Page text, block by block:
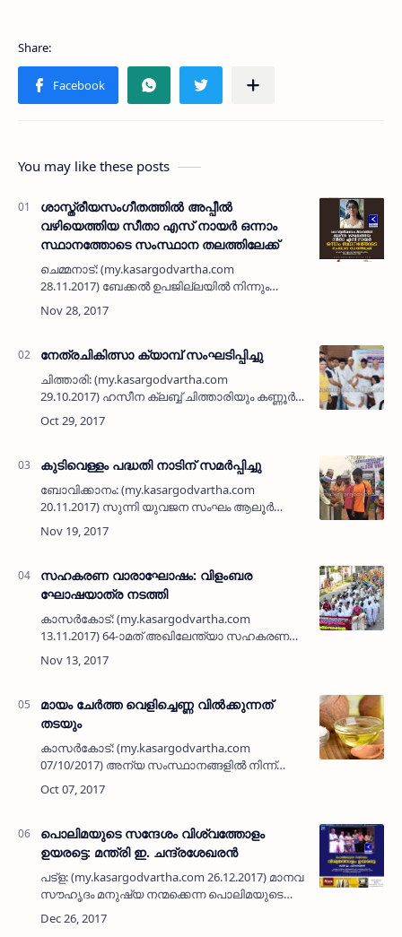
You may like these posts
ശാസ്ത്രീയസംഗീതത്തില്‍ അപ്പീല്‍
വഴിയെത്തിയ സീതാ എസ് നായര്‍ ഒന്നാം
സ്ഥാനത്തോടെ സംസ്ഥാന തലത്തിലേക്ക്
ചെമ്മനാട്: (my.kasargodvartha.com
28.11.2017) ബേക്കല്‍ ഉപജില്ലയില്‍ നിന്നും
അപ്പീല്‍ മുഖേനയെത്തിയ സീത എസ് നായര്‍ക്ക്
ഹയര്‍സെക്കന്‍ഡറി ശാസ്ത്രീയ സംഗീതത്തില്‍
നേത്രചികിത്സാ ക്യാമ്പ് സംഘടിപ്പിച്ചു
ചിത്താരി: (my.kasargodvartha.com
29.10.2017) ഹസീന ക്ലബ്ബ് ചിത്താരിയും കണ്ണൂര്‍
അല്‍ സലാമ കണ്ണാശുപത്രിയും സംയുക്തമായി
നേത്രചികിത്സാ ക്യാമ്പ് സംഘടിപ്പിച്ചു. മെട്രോ
കുടിവെള്ളം പദ്ധതി നാടിന് സമര്‍പ്പിച്ചു
ബോവിക്കാനം: (my.kasargodvartha.com
20.11.2017) സുന്നി യുവജന സംഘം ആലൂര്‍
യൂണിറ്റ് സ്ഥാപിച്ച കുടിവെള്ളം പദ്ധതി നാടിന്
സമര്‍പ്പിച്ചു. കേരള മുസ്ലീം ജമാഅത്ത് ആലൂര്‍
സഹകരണ വാരാഘോഷം: വിളംബര
ഘോഷയാത്ര നടത്തി
കാസര്‍കോട്: (my.kasargodvartha.com
13.11.2017) 64-ാമത് അഖിലേന്ത്യാ സഹകരണ
വാരാഘോഷത്തിന് മുന്നോടിയായി നഗരത്തില്‍
വിളംബര ഘോഷയാത്ര നടത്തി. കാസര്‍കോട്
മായം ചേര്‍ത്ത വെളിച്ചെണ്ണ വില്‍ക്കുന്നത്
തടയും
കാസര്‍കോട്: (my.kasargodvartha.com
07/10/2017) അന്യ സംസ്ഥാനങ്ങളില്‍ നിന്ന്
വ്യാപകമായി മായം ചേര്‍ത്ത വെളിച്ചെണ്ണ
ജില്ലയിലേക്ക് എത്തിക്കൊണ്ടിരിക്കുന്നത്
പൊലിമയുടെ സന്ദേശം വിശ്വത്തോളം
ഉയരട്ടെ: മന്ത്രി ഇ. ചന്ദ്രശേഖരന്‍
പട്‌ള: (my.kasargodvartha.com 26.12.2017) മാനവ
സൗഹൃദം മനുഷ്യ നന്മക്കെന്ന പൊലിമയുടെ
സന്ദേശം പട്‌ളക്ക് മാത്രമല്ല ബാധകമാകേണ്ടത്.
കാസര്‍കോടും കഴിഞ്ഞ് കേരളം മൊത്തവും